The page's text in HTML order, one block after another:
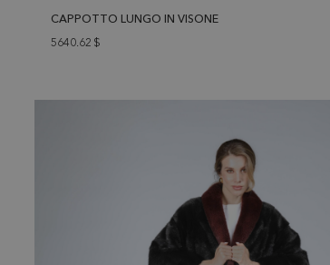
CAPPOTTO LUNGO IN VISONE
5640.62 $